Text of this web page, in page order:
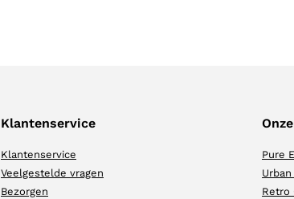
Klantenservice
Klantenservice
Veelgestelde vragen
Bezorgen
Pure
Retro